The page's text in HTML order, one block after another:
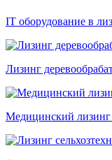
IT оборудование в
Лизинг
Медицинский